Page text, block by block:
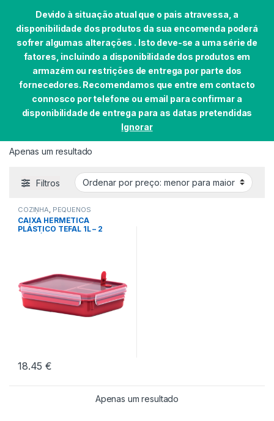
Devido à situação atual que o pais atravessa, a
disponibilidade dos produtos da sua encomenda poderá
sofrer algumas alterações . Isto deve-se a uma série de
fatores, incluindo a disponibilidade dos produtos em
armazém ou restrições de entrega por parte dos
fornecedores. Recomendamos que entre em contacto
connosco por telefone ou email para confirmar a
disponibilidade de entrega para as datas pretendidas
Ignorar
Skip to navigation
Skip to content
EAN do produto 4168430002516
4168430002516
Apenas um resultado
Filtros
COZINHA PEQUENOS
DOMÉSTICOS
CAIXA HERMÉTICA
PLÁSTICO TEFAL 1L – 2
18.45€
Apenas um resultado